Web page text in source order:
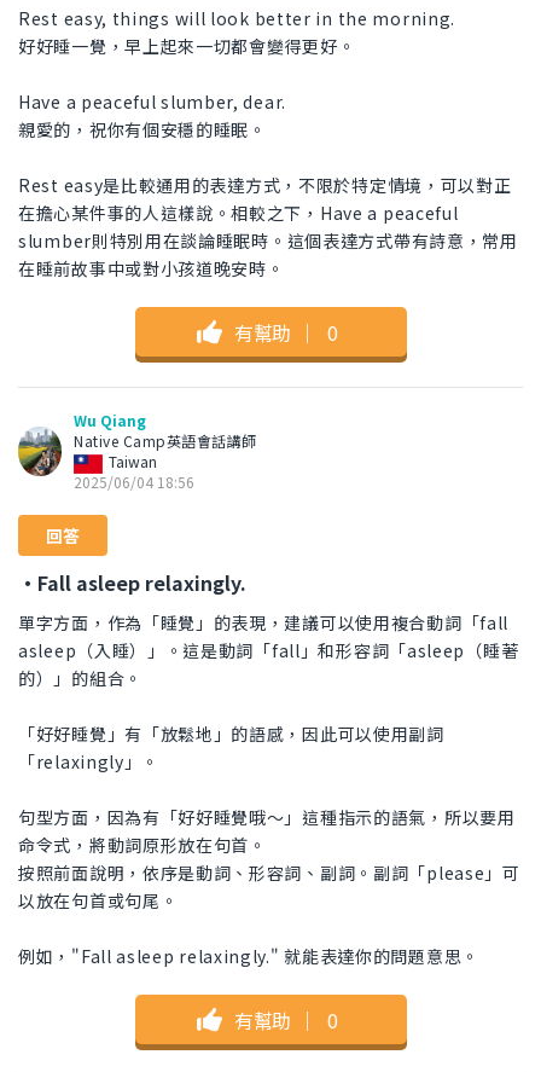
Rest easy, things will look better in the morning.
好好睡一覺，早上起來一切都會變得更好。
Have a peaceful slumber, dear.
親愛的，祝你有個安穩的睡眠。
Rest easy是比較通用的表達方式，不限於特定情境，可以對正
在擔心某件事的人這樣說。相較之下，Have a peaceful
slumber則特別用在談論睡眠時。這個表達方式帶有詩意，常用
在睡前故事中或對小孩道晚安時。
有幫助 ｜ 0
Wu Qiang
Native Camp英語會話講師
Taiwan
2025/06/04 18:56
回答
・Fall asleep relaxingly.
單字方面，作為「睡覺」的表現，建議可以使用複合動詞「fall
asleep（入睡）」。這是動詞「fall」和形容詞「asleep（睡著
的）」的組合。
「好好睡覺」有「放鬆地」的語感，因此可以使用副詞
「relaxingly」。
句型方面，因為有「好好睡覺哦～」這種指示的語氣，所以要用
命令式，將動詞原形放在句首。
按照前面說明，依序是動詞、形容詞、副詞。副詞「please」可
以放在句首或句尾。
例如，"Fall asleep relaxingly." 就能表達你的問題意思。
有幫助 ｜ 0